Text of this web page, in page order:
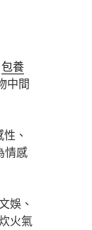
包養
中間
、
情感
娛、
火氣